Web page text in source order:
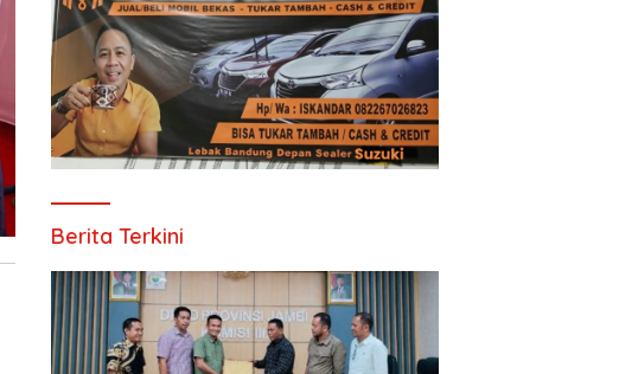
Berita Terkini